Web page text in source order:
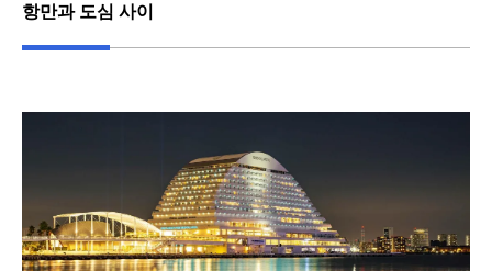
항만과 도심 사이